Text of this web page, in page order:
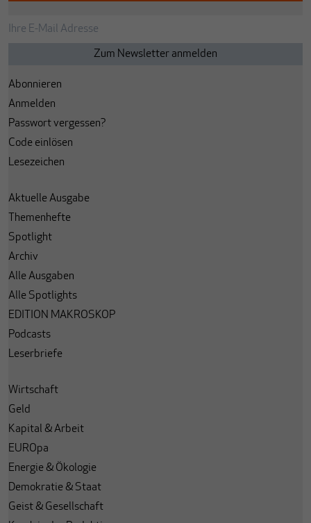
Abonnieren
Anmelden
Passwort vergessen?
Code einlösen
Lesezeichen
Aktuelle Ausgabe
Themenhefte
Spotlight
Archiv
Alle Ausgaben
Alle Spotlights
EDITION MAKROSKOP
Podcasts
Leserbriefe
Wirtschaft
Geld
Kapital & Arbeit
EUROpa
Energie & Ökologie
Demokratie & Staat
Geist & Gesellschaft